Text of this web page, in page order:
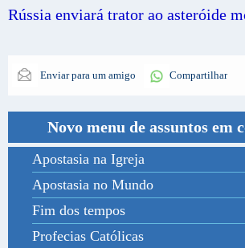
Rússia enviará trator ao asteróide
Enviar para um amigo Compartilhar
Novo menu de assuntos em
Apostasia na Igreja
Apostasia no Mundo
Fim dos tempos
Profecias Católicas